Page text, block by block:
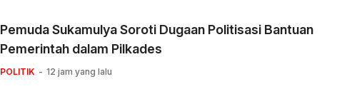
Pemuda Sukamulya Soroti Dugaan Politisasi Bantuan
Pemerintah dalam Pilkades
POLITIK 12 jam yang lalu